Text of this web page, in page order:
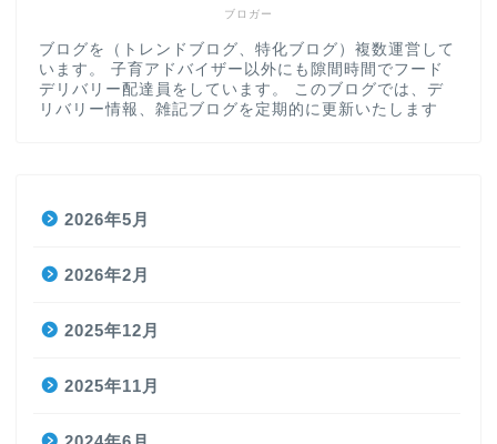
ブロガー
ブログを（トレンドブログ、特化ブログ）複数運営して
います。 子育アドバイザー以外にも隙間時間でフード
デリバリー配達員をしています。 このブログでは、デ
リバリー情報、雑記ブログを定期的に更新いたします
2026年5月
2026年2月
2025年12月
2025年11月